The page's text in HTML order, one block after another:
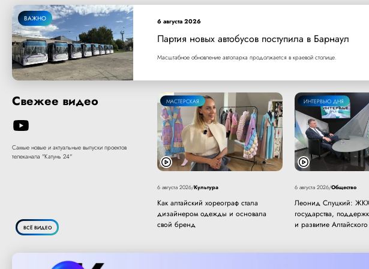
ВАЖНО 6 августа 2026
Партия новых автобусов поступила в Барнаул
Масштабное обновление автопарка продолжается в краевой столице.
Свежее видео
Самые новые и актуальные выпуски проектов
телеканала "Катунь 24"
ВСЁ ВИДЕО
МАСТЕРСКАЯ
6 августа 2026/Культура
Как алтайский хореограф стала
дизайнером одежды и основала
свой бренд
ИНТЕРВЬЮ ДНЯ
6 августа 2026/Общество
Леонид Слуцкий:
государства,
и развитие